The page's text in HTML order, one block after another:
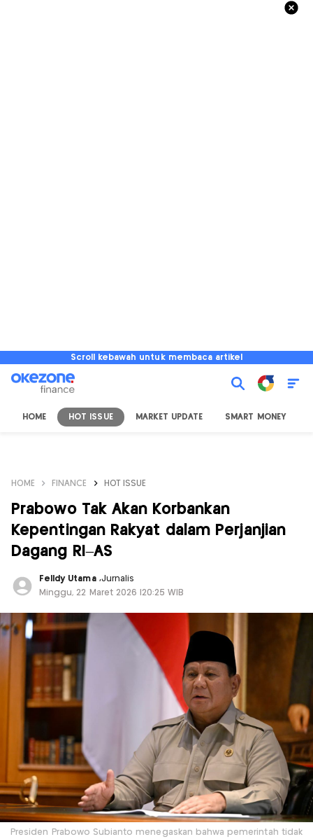
Scroll kebawah untuk membaca artikel
HOME HOT ISSUE MARKET UPDATE SMART MONEY
HOME FINANCE HOT ISSUE
Prabowo Tak Akan Korbankan
Kepentingan Rakyat dalam Perjanjian
Dagang RI–AS
Felldy Utama ,Jurnalis
Minggu, 22 Maret 2026 |20:25 WIB
Presiden Prabowo Subianto menegaskan bahwa pemerintah tidak